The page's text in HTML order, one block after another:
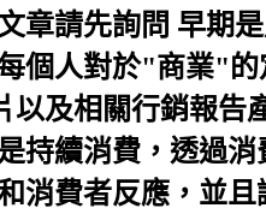
章請先詢問 早期
個人對於"商業"
以及相關行銷報告
持續消費，透過
消費者反應，並